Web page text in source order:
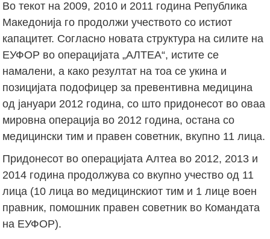
Во текот на 2009, 2010 и 2011 година Република
Македонија го продолжи учеството со истиот
капацитет. Согласно новата структура на силите на
ЕУФОР во операцијата „АЛТЕА“, истите се
намалени, а како резултат на тоа се укина и
позицијата подофицер за превентивна медицина
од јануари 2012 година, со што придонесот во оваа
мировна операција во 2012 година, остана со
медицински тим и правен советник, вкупно 11 лица.
Придонесот во операцијата Алтеа во 2012, 2013 и
2014 година продолжува со вкупно учество од 11
лица (10 лица во медицинскиот тим и 1 лице воен
правник, помошник правен советник во Командата
на ЕУФОР).